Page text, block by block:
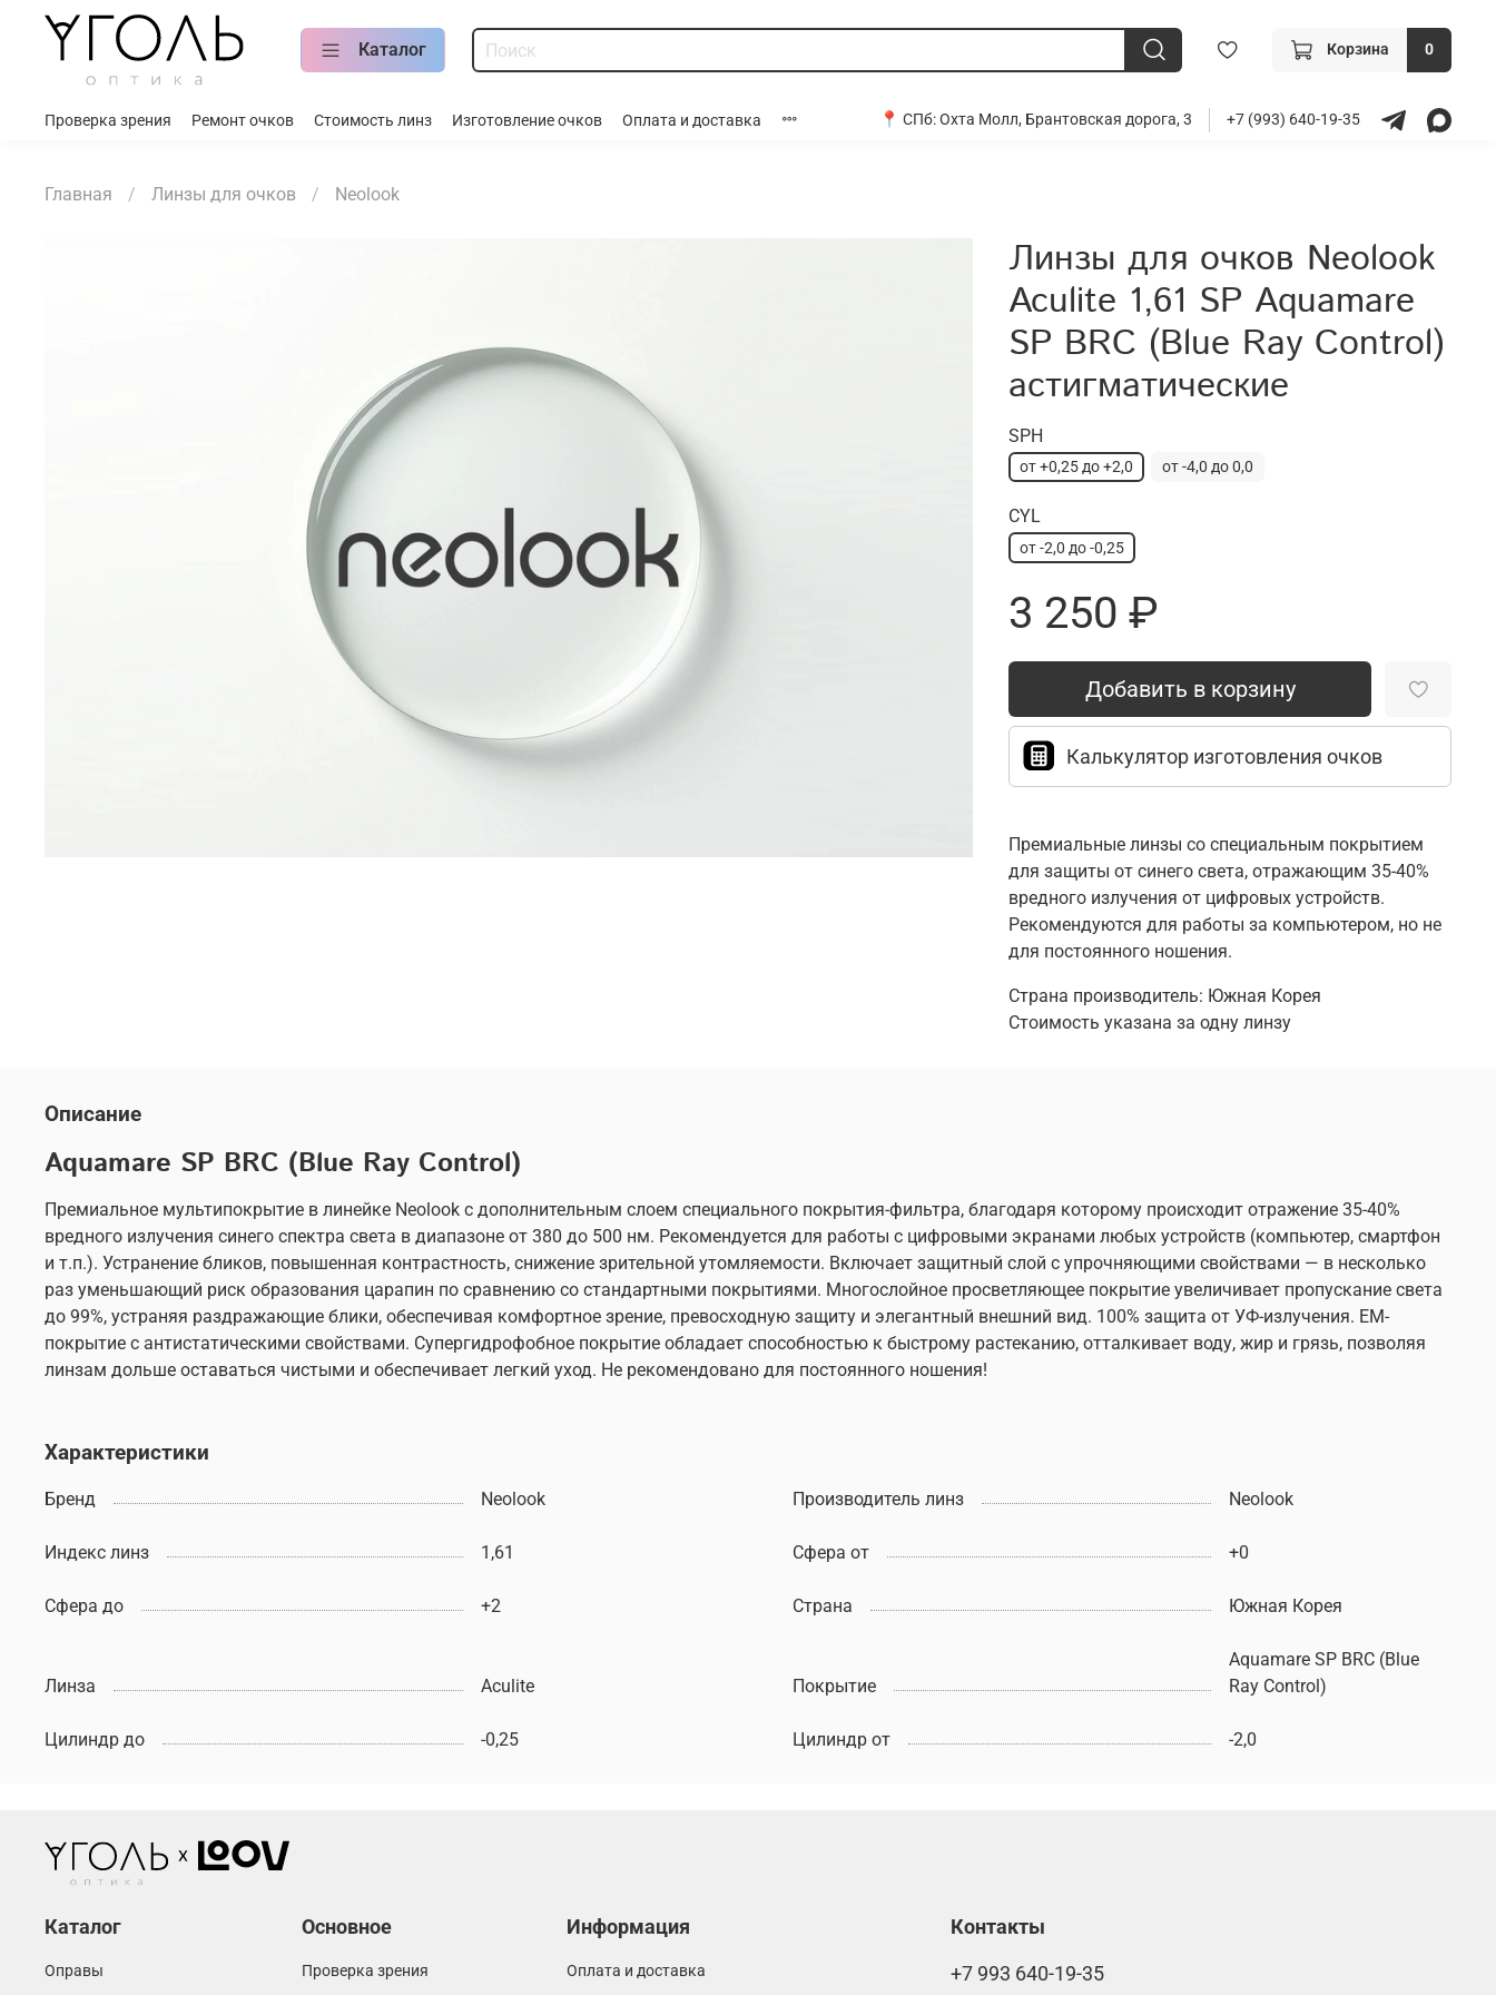
Каталог Корзина 0
Проверка зрения Ремонт очков Стоимость линз Изготовление очков Оплата и доставка 📍 СПб:Охта Молл, Брантовская дорога, 3 +7 (993) 640-19-35
Главная Линзы для очков Neolook
Линзы для очков Neolook
Aculite 1,61 SP Aquamare
SP BRC (Blue Ray Control)
астигматические
SPH
от +0,25 до +2,0 от -4,0 до 0,0
CYL
от -2,0 до -0,25
3 250 ₽
Добавить в корзину
Калькулятор изготовления очков
Премиальные линзы со специальным покрытием
для защиты от синего света, отражающим 35-40%
вредного излучения от цифровых устройств.
Рекомендуются для работы за компьютером, но не
для постоянного ношения.
Страна производитель: Южная Корея
Стоимость указана за одну линзу
Описание
Aquamare SP BRC (Blue Ray Control)
Премиальное мультипокрытие в линейке Neolook с дополнительным слоем специального покрытия-фильтра, благодаря которому происходит отражение 35-40%
вредного излучения синего спектра света в диапазоне от 380 до 500 нм. Рекомендуется для работы с цифровыми экранами любых устройств (компьютер, смартфон
и т.п.). Устранение бликов, повышенная контрастность, снижение зрительной утомляемости. Включает защитный слой с упрочняющими свойствами — в несколько
раз уменьшающий риск образования царапин по сравнению со стандартными покрытиями. Многослойное просветляющее покрытие увеличивает пропускание света
до 99%, устраняя раздражающие блики, обеспечивая комфортное зрение, превосходную защиту и элегантный внешний вид. 100% защита от УФ-излучения. ЕМ-
покрытие с антистатическими свойствами. Супергидрофобное покрытие обладает способностью к быстрому растеканию, отталкивает воду, жир и грязь, позволяя
линзам дольше оставаться чистыми и обеспечивает легкий уход. Не рекомендовано для постоянного ношения!
Характеристики
Бренд Neolook Производитель линз Neolook
Индекс линз 1,61 Сфера от +0
Сфера до +2 Страна Южная Корея
Линза Aculite Покрытие
Aquamare SP BRC (Blue
Ray Control)
Цилиндр до -0,25 Цилиндр от -2,0
Каталог
Оправы
Основное
Проверка зрения
Информация
Оплата и доставка
Контакты
+7 993 640-19-35